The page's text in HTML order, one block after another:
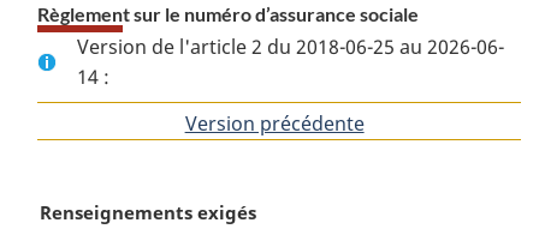
Règlement sur le numéro d’assurance sociale
Version de l'article 2 du 2018-06-25 au 2026-06-
14 :
Version précédentede
N
Renseignements exigés